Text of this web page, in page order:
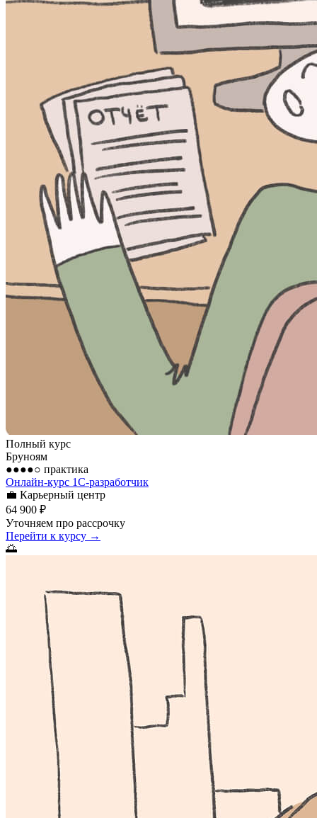
Полный курс
Бруноям
●●●●○ практика
Онлайн-курс 1С-разработчик
💼 Карьерный центр
64 900 ₽
Уточняем про рассрочку
Перейти к курсу →
🌅